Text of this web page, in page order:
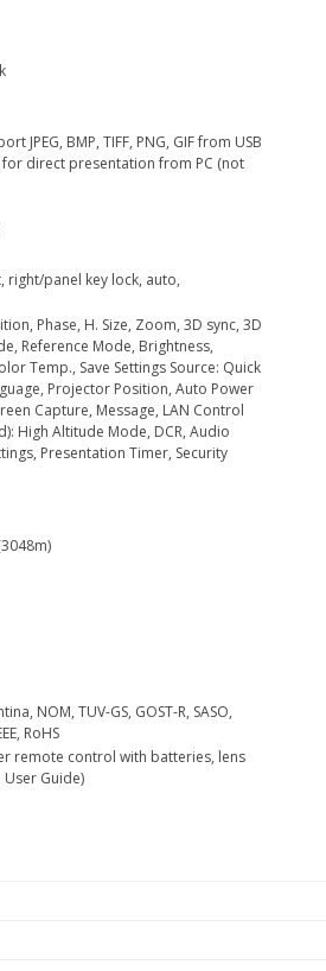
JPEG, BMP, TIFF, PNG, GIF from USB
direct presentation from PC (not
right/panel key lock, auto,
Phase, H. Size, Zoom, 3D sync, 3D
Reference Mode, Brightness,
Temp., Save Settings Source: Quick
Projector Position, Auto Power
Capture, Message, LAN Control
High Altitude Mode, DCR, Audio
Presentation Timer, Security
NOM, TUV-GS, GOST-R, SASO,
RoHS
remote control with batteries, lens
User Guide)